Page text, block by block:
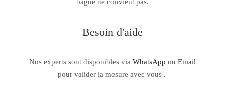
bague ne convient pas.
Besoin d'aide
Nos experts sont disponibles via WhatsApp ou Email
pour valider la mesure avec vous .